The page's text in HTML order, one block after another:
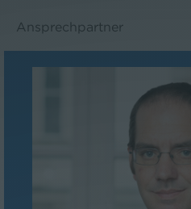
Ansprechpartner